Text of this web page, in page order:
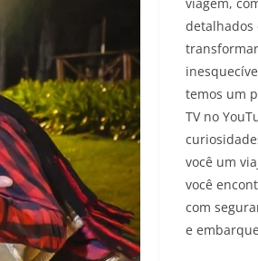
detalhados
temos um
TV no
você um
você
com
e